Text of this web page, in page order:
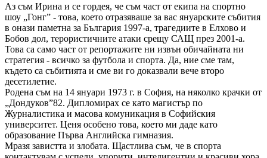
Аз съм Ирина и се гордея, че съм част от екипа на спортно
шоу „Гонг” - това, което отразяваше за вас януарските събития
в онази паметна за България 1997-а, трагедиите в Елхово и
Бобов дол, терористичните атаки срещу САЩ през 2001-а.
Това са само част от репортажите ни извън обичайната ни
стратегия - всичко за футбола и спорта. Да, ние сме там,
където са събитията и сме ви го доказвали вече второ
десетилетие.
Родена съм на 14 януари 1973 г. в София, на няколко крачки от
„Дондуков”82. Дипломирах се като магистър по
Журналистика и масова комуникация в Софийския
университет. Ценя особено това, което ми даде като
образование Първа Английска гимназия.
Мразя завистта и злобата. Щастлива съм, че в спорта